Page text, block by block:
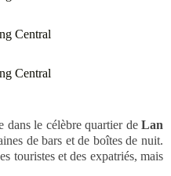
dans le célèbre quartier de Lan
de bars et de boîtes de nuit.
touristes et des expatriés, mais